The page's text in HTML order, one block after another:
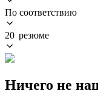
По соответствию
20 резюме
Ничего не